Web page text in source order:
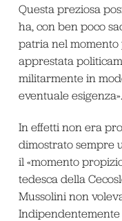
Questa preziosa
ha, con ben poco
patria nel momento
apprestata
militarmente in
eventuale esigenza».
In effetti non era
dimostrato sempre
il «momento
tedesca della
Mussolini non